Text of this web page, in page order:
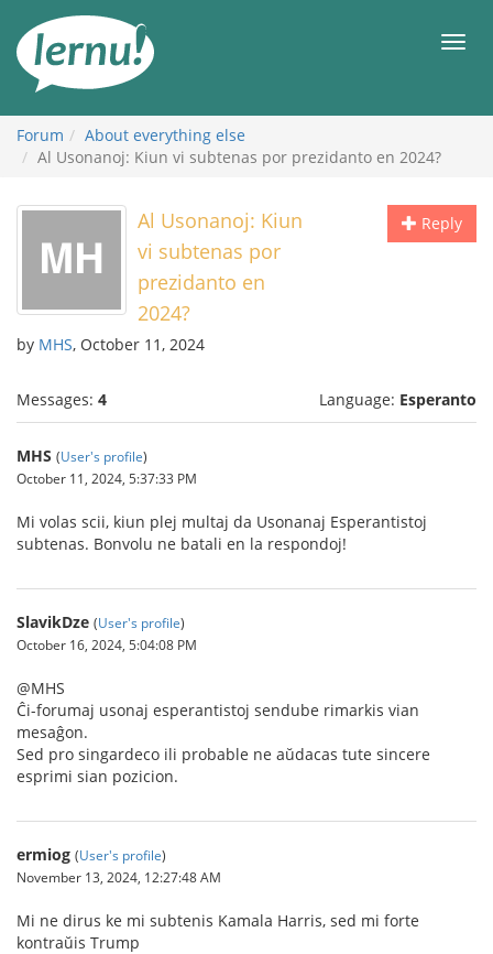
the
content
Forum
About everything else
Al Usonanoj: Kiun vi subtenas por prezidanto en 2024?
Reply
Al Usonanoj: Kiun
vi subtenas por
prezidanto en
2024?
by MHS, October 11, 2024
Messages: 4 Language: Esperanto
MHS (User's profile)
October 11, 2024, 5:37:33 PM
Mi volas scii, kiun plej multaj da Usonanaj Esperantistoj
subtenas. Bonvolu ne batali en la respondoj!
SlavikDze (User's profile)
October 16, 2024, 5:04:08 PM
@MHS
Ĉi-forumaj usonaj esperantistoj sendube rimarkis vian
mesaĝon.
Sed pro singardeco ili probable ne aŭdacas tute sincere
esprimi sian pozicion.
ermiog (User's profile)
November 13, 2024, 12:27:48 AM
Mi ne dirus ke mi subtenis Kamala Harris, sed mi forte
kontraŭis Trump